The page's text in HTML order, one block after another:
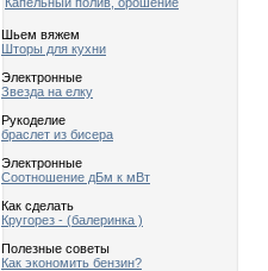
Шьем вяжем
Шторы для кухни
Электронные
Звезда на елку
Рукоделие
браслет из бисера
Электронные
Соотношение дБм к мВт
Как сделать
Кругорез - (балеринка )
Полезные советы
Как экономить бензин?